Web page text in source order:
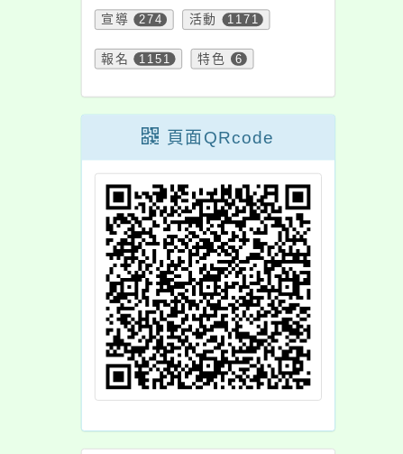
宣導 274 活動 1171
報名 1151 特色 6
頁面QRcode